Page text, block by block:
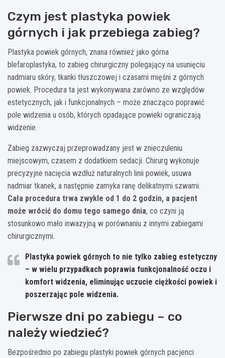
Czym jest plastyka powiek
górnych i jak przebiega zabieg?
Plastyka powiek górnych, znana również jako górna
blefaroplastyka, to zabieg chirurgiczny polegający na usunięciu
nadmiaru skóry, tkanki tłuszczowej i czasami mięśni z górnych
powiek. Procedura ta jest wykonywana zarówno ze względów
estetycznych, jak i funkcjonalnych – może znacząco poprawić
pole widzenia u osób, których opadające powieki ograniczają
widzenie.
Zabieg zazwyczaj przeprowadzany jest w znieczuleniu
miejscowym, czasem z dodatkiem sedacji. Chirurg wykonuje
precyzyjne nacięcia wzdłuż naturalnych linii powiek, usuwa
nadmiar tkanek, a następnie zamyka ranę delikatnymi szwami.
Cała procedura trwa zwykle od 1 do 2 godzin, a pacjent
może wrócić do domu tego samego dnia, co czyni ją
stosunkowo mało inwazyjną w porównaniu z innymi zabiegami
chirurgicznymi.
Plastyka powiek górnych to nie tylko zabieg estetyczny
– w wielu przypadkach poprawia funkcjonalność oczu i
komfort widzenia, eliminując uczucie ciężkości powiek i
poszerzając pole widzenia.
Pierwsze dni po zabiegu – co
należy wiedzieć?
Bezpośrednio po zabiegu plastyki powiek górnych pacjenci